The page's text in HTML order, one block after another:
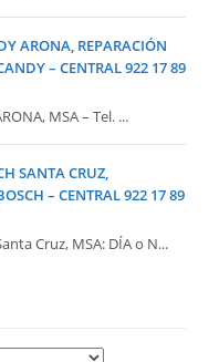
ARONA, REPARACIÓN
– CENTRAL 922 17 89
MSA – Tel. ...
SANTA CRUZ,
– CENTRAL 922 17 89
Cruz, MSA: DÍA o N...